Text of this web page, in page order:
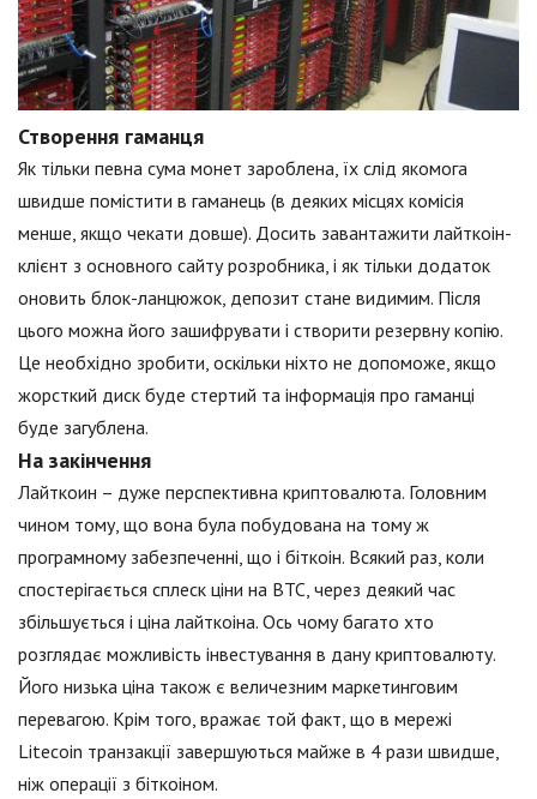
Створення гаманця
Як тільки певна сума монет зароблена, їх слід якомога
швидше помістити в гаманець (в деяких місцях комісія
менше, якщо чекати довше). Досить завантажити лайткоін-
клієнт з основного сайту розробника, і як тільки додаток
оновить блок-ланцюжок, депозит стане видимим. Після
цього можна його зашифрувати і створити резервну копію.
Це необхідно зробити, оскільки ніхто не допоможе, якщо
жорсткий диск буде стертий та інформація про гаманці
буде загублена.
На закінчення
Лайткоин – дуже перспективна криптовалюта. Головним
чином тому, що вона була побудована на тому ж
програмному забезпеченні, що і біткоін. Всякий раз, коли
спостерігається сплеск ціни на ВТС, через деякий час
збільшується і ціна лайткоіна. Ось чому багато хто
розглядає можливість інвестування в дану криптовалюту.
Його низька ціна також є величезним маркетинговим
перевагою. Крім того, вражає той факт, що в мережі
Litecoin транзакції завершуються майже в 4 рази швидше,
ніж операції з біткоіном.